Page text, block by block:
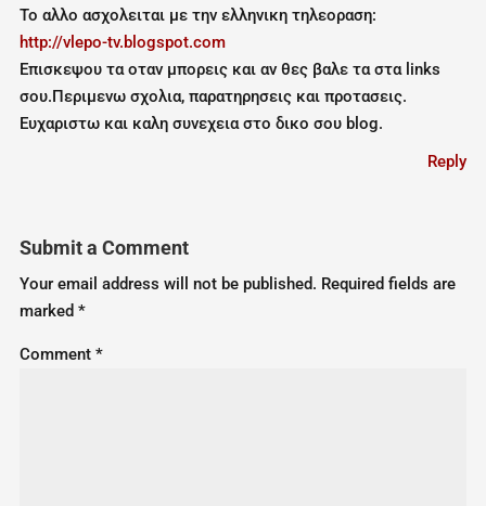
Το αλλο ασχολειται με την ελληνικη τηλεοραση:
http://vlepo-tv.blogspot.com
Επισκεψου τα οταν μπορεις και αν θες βαλε τα στα links
σου.Περιμενω σχολια, παρατηρησεις και προτασεις.
Ευχαριστω και καλη συνεχεια στο δικο σου blog.
Reply
Submit a Comment
Your email address will not be published. Required fields are
marked *
Comment *